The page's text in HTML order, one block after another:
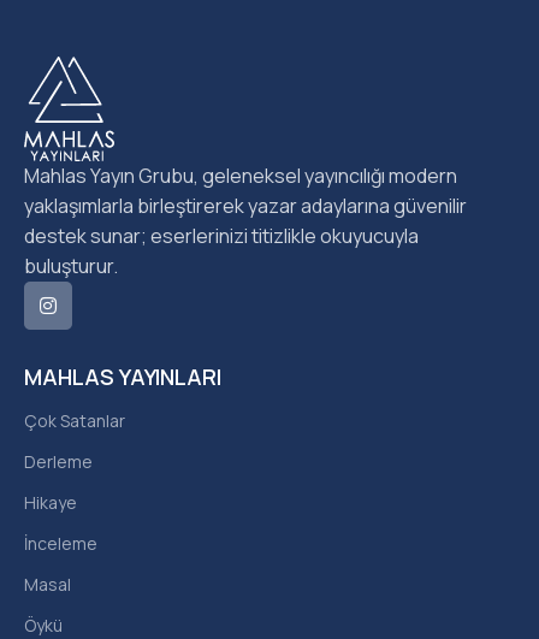
MAHLAS YAYINLARI
Çok Satanlar
Derleme
Hikaye
İnceleme
Masal
Öykü
Mahlas Yayın Grubu, geleneksel yayıncılığı modern
yaklaşımlarla birleştirerek yazar adaylarına güvenilir
destek sunar; eserlerinizi titizlikle okuyucuyla
buluşturur.